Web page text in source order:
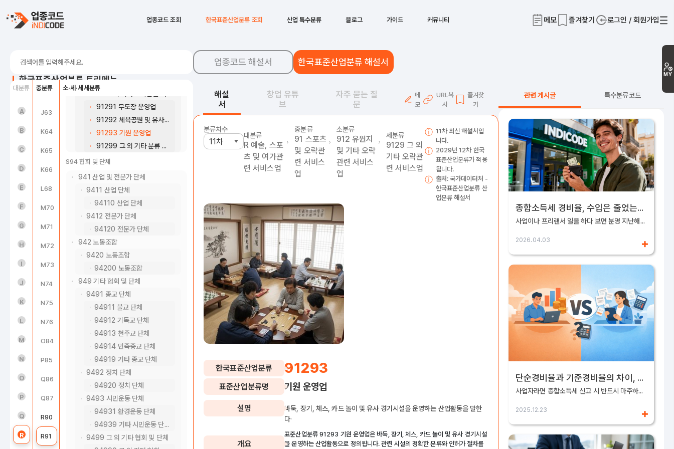
업종코드 조회 한국표준산업분류 조회 산업 특수분류 블로그 가이드 커뮤니티 메모 즐겨찾기 로그인 / 회원가입
MY
한국표준산업분류 트리메뉴
대분류
A 농업, 임업 및 어업(01~03)
B 광업(05~08)
C 제조업(10~34)
D 전기, 가스, 증기 및 공기조절 공급업(35)
E 수도, 하수 및 폐기물 처리, 원료 재생업(36 ~ 39)
F 건설업(41~42)
G 도매 및 소매업(45~47)
H 운수 및 창고업(49~52)
I 숙박 및 음식점업(55~56)
J 정보통신업(58~63)
K 금융 및 보험업(64~66)
L 부동산업(68)
M 전문, 과학 및 기술 서비스업(70~73)
N 사업시설 관리, 사업 지원 및 임대 서비스업(74~76)
O 공공행정, 국방 및 사회보장 행정(84)
P 교육 서비스업(85)
Q 보건업 및 사회복지 서비스업(86~87)
R 예술, 스포츠 및 여가관련 서비스업(90~91)
중분류
J58 출판업
J61 우편 및 통신업
J62 컴퓨터 프로그래밍, 시스템 통합 및 관리업
J63
K64
K65
K66
L68
M70
M71
M72 건축기술, 엔지니어링 및 기타 과학기술 서비스업
M73 기타 전문, 과학 및 기술 서비스업
N74 사업시설 관리 및 조경 서비스업
N75 사업지원 서비스업
N76 임대업; 부동산 제외
O84
P85
Q86
Q87 사회복지 서비스업
R90 창작, 예술 및 여가관련 서비스업
R91 스포츠 및 오락관련 서비스업
소·세·세세분류
91231 낚시장 운영업
91291 무도장 운영업
91292 체육공원 및 유사 공원 운영업
91293 기원 운영업
91299 그 외 기타 분류 안된 오락관련 서비스업
S94 협회 및 단체
941 산업 및 전문가 단체
9411 산업 단체
94110 산업 단체
9412 전문가 단체
94120 전문가 단체
942 노동조합
9420 노동조합
94200 노동조합
949 기타 협회 및 단체
9491 종교 단체
94911 불교 단체
94912 기독교 단체
94913 천주교 단체
94914 민족종교 단체
94919 기타 종교 단체
9492 정치 단체
94920 정치 단체
9493 시민운동 단체
94931 환경운동 단체
94939 기타 시민운동 단체
9499 그 외 기타 협회 및 단체
업종코드 해설서 한국표준산업분류 해설서
해설
서
창업 유튜
브
자주 묻는 질
문
메
모
URL복
사
즐겨찾
기
분류차수
대분류
R 예술, 스포
츠 및 여가관
련 서비스업
중분류
91 스포츠
및 오락관
련 서비스
업
소분류
912 유원지
및 기타 오락
관련 서비스
업
세분류
9129 그 외
기타 오락관
련 서비스업
11차 최신 해설서입
니다.
2029년 12차 한국
표준산업분류가 적용
됩니다.
출처: 국가데이터처 -
한국표준산업분류 산
업분류 해설서
한국표준산업분류 91293
표준산업분류명 기원 운영업
설명
바둑, 장기, 체스, 카드 놀이 및 유사 경기시설을 운영하는 산업활동을 말한
다·
개요
표준산업분류 91293 기원 운영업은 바둑, 장기, 체스, 카드 놀이 및 유사 경기시설
을 운영하는 산업활동으로 정의됩니다. 관련 시설의 정확한 분류와 인허가 절차를
관련 게시글 특수분류코드
종합소득세 경비율, 수입은 줄었는데 세금은 왜 늘어날까요?
사업이나 프리랜서 일을 하다 보면 분명 지난해보다 수입이 줄었는데도 5월 종합소득세 신고 안내문을 받아보고 세금이 더 늘어난 것처럼 느껴질 때가 있어요. 이럴 때 가장 먼저 살펴봐야 하는 것이 바로 종합소득세 경비율이에요.
2026.04.03
단순경비율과 기준경비율의 차이, 언제 어떤 걸 써야 할까?
사업자라면 종합소득세 신고 시 반드시 마주하게 되는 개념이 바로 단순경비율과 기준경비율입니다. 하지만 실제 현장에서는 이 두 가지의 차이를 정확히 이해하지 못한 채 “편해 보이는 방식”으로 선택했다가, 세금 부담이 오히려 커지거나 신고 오류로 이어지는 경우도 적지 않습니다. 이 글에서는 단순경비율과 기준경비율의 개념부터, 어떤 경우에 어떤 방식을 선택해야 유리한지까지 실무 기준으로 정리합니다.
2025.12.23